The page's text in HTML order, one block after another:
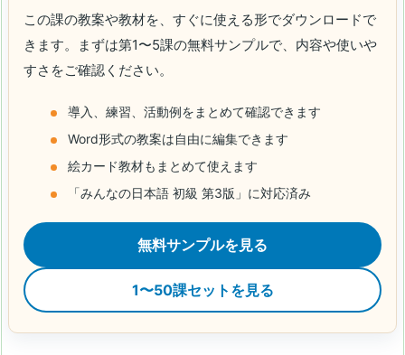
この課の教案や教材を、すぐに使える形でダウンロードで
きます。まずは第1〜5課の無料サンプルで、内容や使いや
すさをご確認ください。
導入、練習、活動例をまとめて確認できます
Word形式の教案は自由に編集できます
絵カード教材もまとめて使えます
「みんなの日本語 初級 第3版」に対応済み
無料サンプルを見る
1〜50課セットを見る